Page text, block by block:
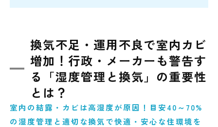
換気不足・運用不良で室内カビ
増加！行政・メーカーも警告す
る「湿度管理と換気」の重要性
とは？
室内の結露・カビは高湿度が原因！目安40～70%
の湿度管理と適切な換気で快適・安心な住環境を